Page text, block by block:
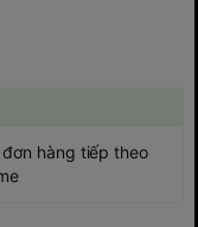
đơn hàng tiếp theo